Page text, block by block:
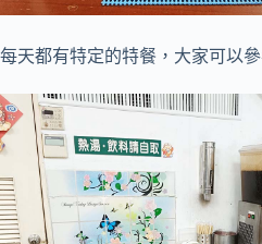
每天都有特定的特餐，大家可以